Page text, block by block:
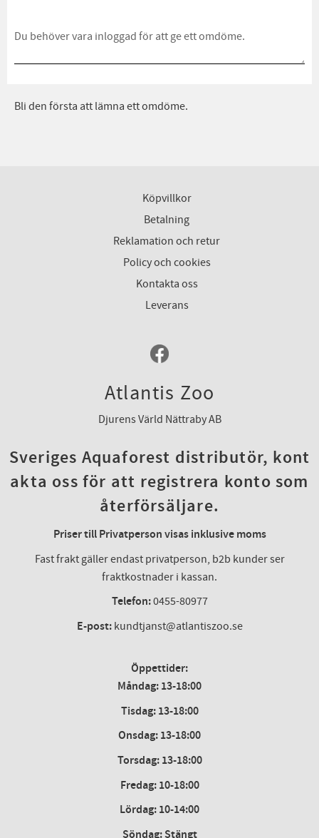
Bli den första att lämna ett omdöme.
Köpvillkor
Betalning
Reklamation och retur
Policy och cookies
Kontakta oss
Leverans
Atlantis Zoo
Djurens Värld Nättraby AB
Sveriges Aquaforest distributör, kont
akta oss för att registrera konto som
återförsäljare.
Priser till Privatperson visas inklusive moms
Fast frakt gäller endast privatperson, b2b kunder ser
fraktkostnader i kassan.
Telefon:0455-80977
E-post:kundtjanst@atlantiszoo.se
Öppettider:
Måndag: 13-18:00
Tisdag: 13-18:00
Onsdag:13-18:00
Torsdag:13-18:00
Fredag:10-18:00
Lördag: 10-14:00
Söndag: Stängt